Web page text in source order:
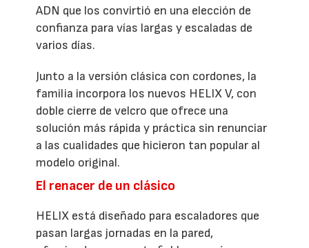
ADN que los convirtió en una elección de
confianza para vías largas y escaladas de
varios días.
Junto a la versión clásica con cordones, la
familia incorpora los nuevos HELIX V, con
doble cierre de velcro que ofrece una
solución más rápida y práctica sin renunciar
a las cualidades que hicieron tan popular al
modelo original.
El renacer de un clásico
HELIX está diseñado para escaladores que
pasan largas jornadas en la pared,